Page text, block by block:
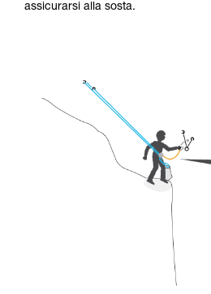
assicurarsi alla sosta.